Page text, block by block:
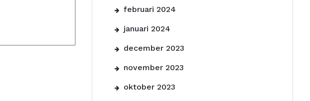
februari 2024
januari 2024
december 2023
november 2023
oktober 2023